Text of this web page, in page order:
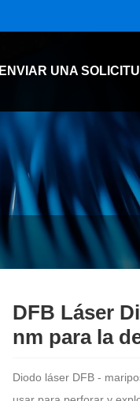
ENVIAR UNA
DFB Láser
nm para la
Diodo láser DFB -